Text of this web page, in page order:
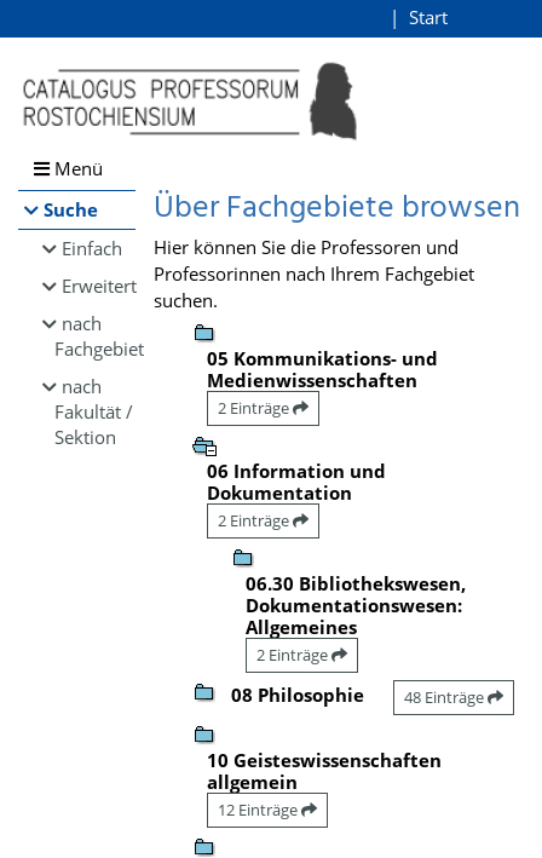
Browsen
direkt zum Inhalt
Start
Menü
Suche
Einfach
Erweitert
nach
Fachgebiet
nach
Fakultät /
Sektion
Über Fachgebiete browsen
Hier können Sie die Professoren und
Professorinnen nach Ihrem Fachgebiet
suchen.
05 Kommunikations- und
Medienwissenschaften
2 Einträge
06 Information und
Dokumentation
2 Einträge
06.30 Bibliothekswesen,
Dokumentationswesen:
Allgemeines
2 Einträge
08 Philosophie 48 Einträge
10 Geisteswissenschaften
allgemein
12 Einträge